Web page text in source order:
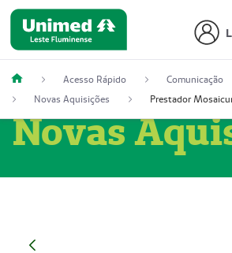
Acesso Rápido
Comunicação
Novas Aquisições
Novas